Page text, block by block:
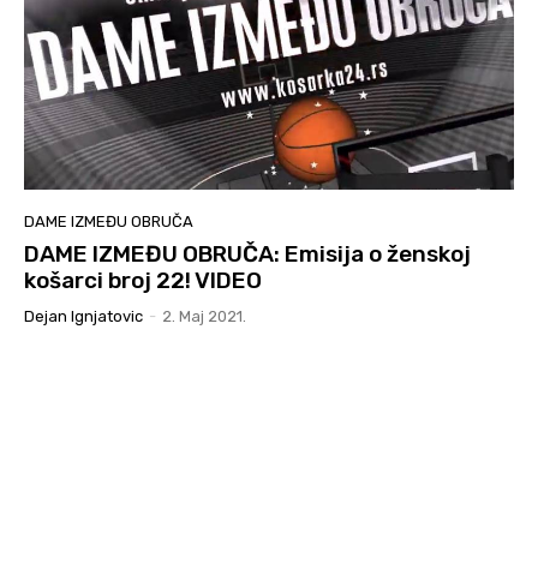
DAME IZMEĐU OBRUČA
DAME IZMEĐU OBRUČA: Emisija o ženskoj
košarci broj 22! VIDEO
Dejan Ignjatovic - 2. Мај 2021.